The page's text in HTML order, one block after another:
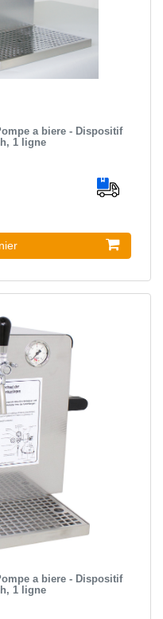
a biere - Dispositif
1 ligne
a biere - Dispositif
1 ligne